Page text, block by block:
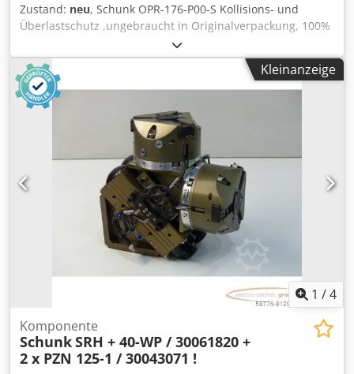
Zustand: neu, Schunk OPR-176-P00-S Kollisions- und
Überlastschutz ,ungebraucht in Originalverpackung, 100%
funktionsfähig, Lieferumfang gem. Fotos Dkjdpfei Ec I Aox
Agfor
Kleinanzeige
1 /4
Komponente
SchunkSRH + 40-WP / 30061820 +
2 x PZN 125-1 / 30043071 !